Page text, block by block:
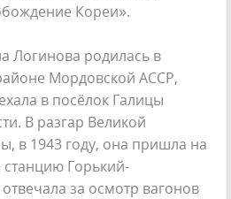
Кореи».
Логинова родилась в
Мордовской АССР,
в посёлок Галицы
В разгар Великой
в 1943 году, она пришла на
Горький-
за осмотр вагонов